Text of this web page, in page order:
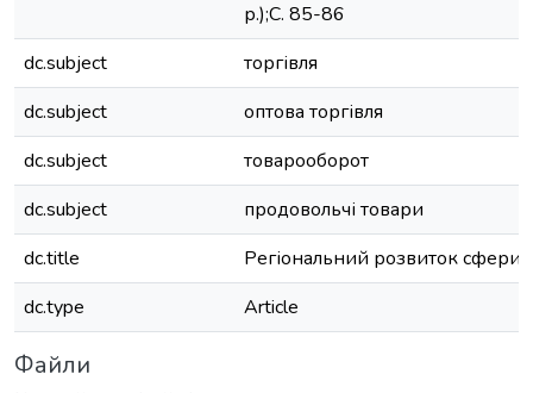
р.);С. 85-86
dc.subject
торгівля
dc.subject
оптова торгівля
dc.subject
товарооборот
dc.subject
продовольчі товари
dc.title
Регіональний розвиток сфери
dc.type
Article
Файли